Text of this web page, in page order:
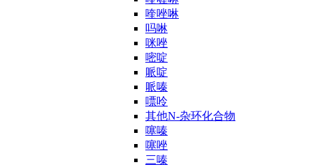
喹唑啉
吗啉
咪唑
嘧啶
哌啶
哌嗪
嘌呤
其他N-杂环化合物
噻嗪
噻唑
三嗪